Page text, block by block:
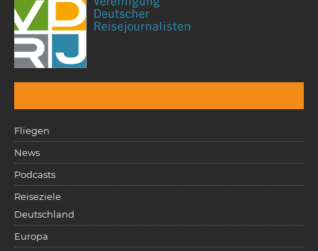
Fliegen
News
Podcasts
Reiseziele
Deutschland
Europa